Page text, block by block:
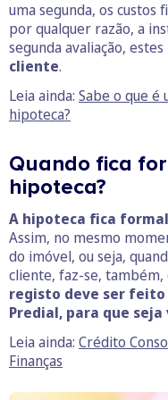
uma segunda, os custos
por qualquer razão, a
segunda avaliação, estes
cliente.
Leia ainda: Sabe o que é
hipoteca?
Quando fica
hipoteca?
A hipoteca fica
Assim, no mesmo
do imóvel, ou seja,
cliente, faz-se,
registo deve ser feito
Predial, para que
Leia ainda: Crédito
Finanças